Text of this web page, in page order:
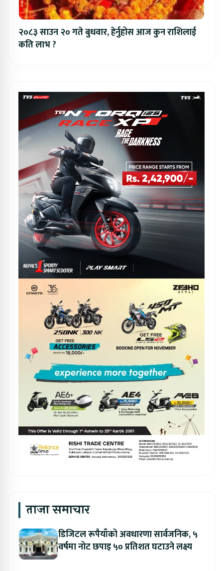
२०८३ साउन २० गते बुधवार, हेर्नुहोस आज कुन राशिलाई
कति लाभ ?
ताजा समाचार
डिजिटल रूपैयाँको अवधारणा सार्वजनिक, ५
वर्षमा नोट छपाइ ५० प्रतिशत घटाउने लक्ष्य